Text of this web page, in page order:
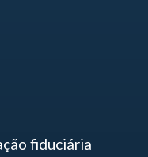
fiduciária